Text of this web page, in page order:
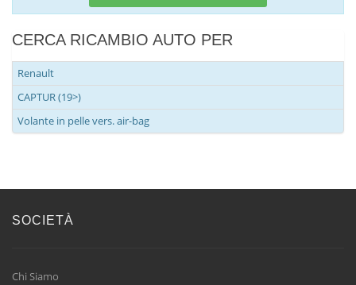
CERCA RICAMBIO AUTO PER
Renault
CAPTUR (19>)
Volante in pelle vers. air-bag
SOCIETÀ
Chi Siamo